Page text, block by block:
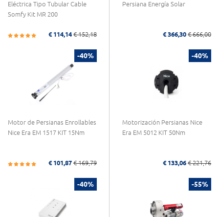
Eléctrica Tipo Tubular Cable
Somfy Kit MR 200
€ 114,14 € 152,18
Persiana Energía Solar
€ 366,30 € 666,00
-40%
Motor de Persianas Enrollables
Nice Era EM 1517 KIT 15Nm
€ 101,87 € 169,79
-40%
Motorización Persianas Nice
Era EM 5012 KIT 50Nm
€ 133,06 € 221,76
-40% -55%